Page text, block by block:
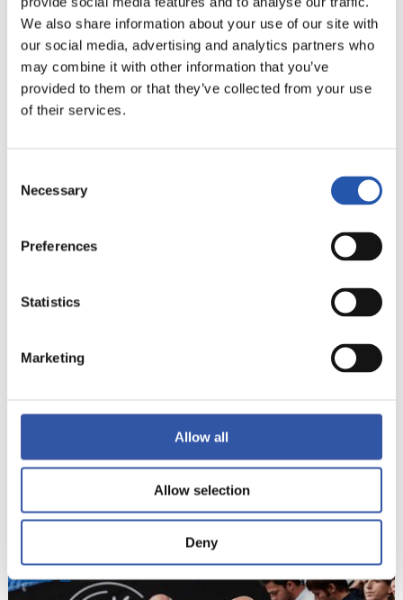
We also share information about your use of our site with
our social media, advertising and analytics partners who
may combine it with other information that you’ve
provided to them or that they’ve collected from your use
of their services.
Selection
Necessary
Preferences
Statistics
Marketing
Allow all
Allow selection
Deny
21